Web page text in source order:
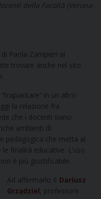
della Facoltà (Verona-
Paola Zampieri al
trovare anche nel sito
in un altro
la relazione fra
che i docenti siano
ambienti di
pedagogica che metta al
finalità educative. L’uso
è più giustificabile.
Ad affermarlo è Dariusz
Grządziel, professore